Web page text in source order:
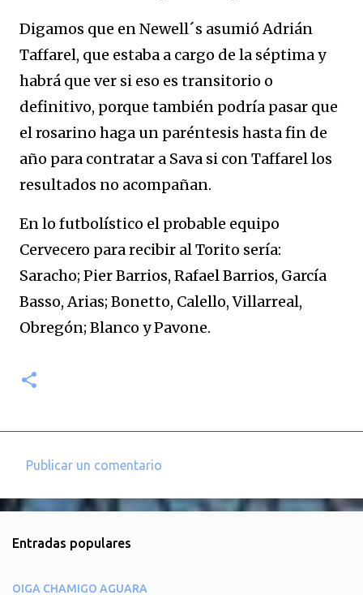
Digamos que en Newell´s asumió Adrián
Taffarel, que estaba a cargo de la séptima y
habrá que ver si eso es transitorio o
definitivo, porque también podría pasar que
el rosarino haga un paréntesis hasta fin de
año para contratar a Sava si con Taffarel los
resultados no acompañan.
En lo futbolístico el probable equipo
Cervecero para recibir al Torito sería:
Saracho; Pier Barrios, Rafael Barrios, García
Basso, Arias; Bonetto, Calello, Villarreal,
Obregón; Blanco y Pavone.
o
e
Publicar un comentario
Entradas populares
OIGA CHAMIGO AGUARA